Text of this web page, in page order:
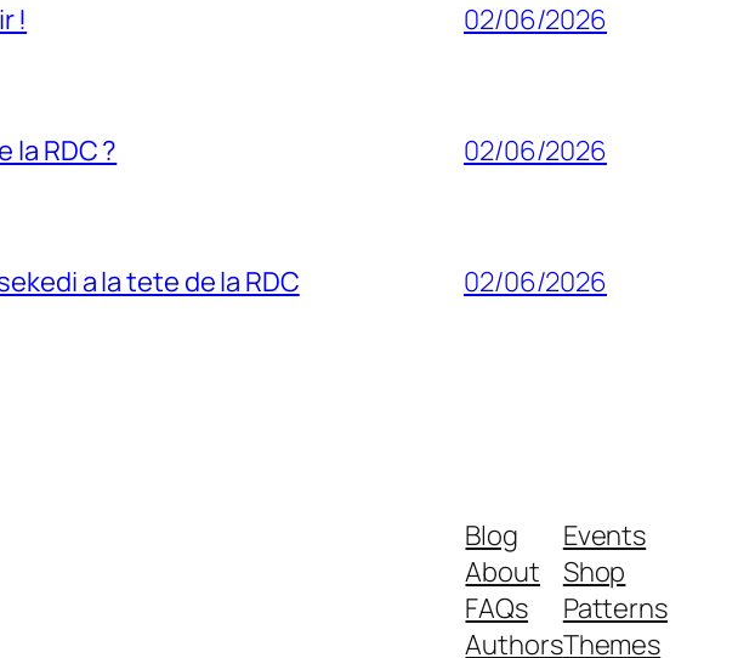
! 02/06/2026
la RDC ? 02/06/2026
a la tete de la RDC 02/06/2026
Blog
About
FAQs
Authors
Events
Shop
Patterns
Themes